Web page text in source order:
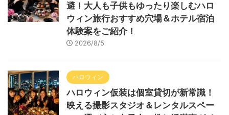
避！大人も子供もゆったり楽しむハロ
ウィン旅行おすすめ穴場＆ホテル宿泊
体験案をご紹介！
2026/8/5
ハロウィン
ハロウィン仮装は個室貸切が新常識！
映える撮影スタジオ＆レンタルスペー